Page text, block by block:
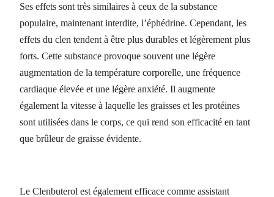
Ses effets sont très similaires à ceux de la substance
populaire, maintenant interdite, l’éphédrine. Cependant, les
effets du clen tendent à être plus durables et légèrement plus
forts. Cette substance provoque souvent une légère
augmentation de la température corporelle, une fréquence
cardiaque élevée et une légère anxiété. Il augmente
également la vitesse à laquelle les graisses et les protéines
sont utilisées dans le corps, ce qui rend son efficacité en tant
que brûleur de graisse évidente.
Le Clenbuterol est également efficace comme assistant